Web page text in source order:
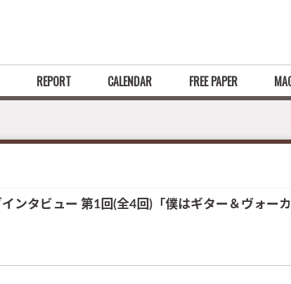
REPORT CALENDAR FREE PAPER
ンタビュー 第1回(全4回)「僕はギター＆ヴォ